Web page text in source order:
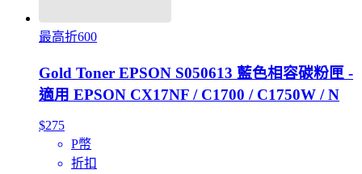
最高折600
Gold Toner EPSON S050613 藍色相容碳粉匣 -
適用 EPSON CX17NF / C1700 / C1750W / N
$275
P幣
折扣